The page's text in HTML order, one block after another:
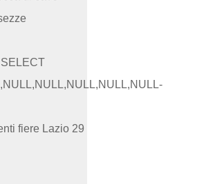
fiere Lazio 29